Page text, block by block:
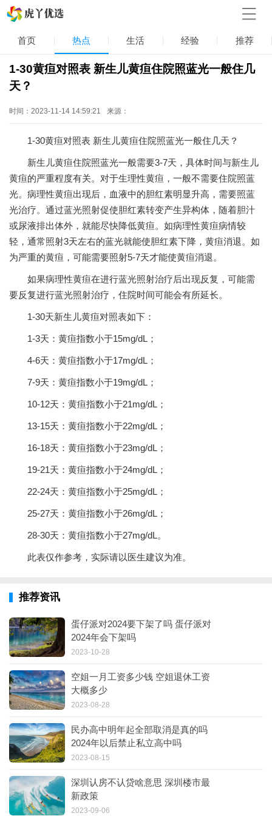
首页 热点 生活 经验 推荐
1-30黄疸对照表 新生儿黄疸住院照蓝光一般住几
天？
时间：2023-11-14 14:59:21 来源：
1-30黄疸对照表 新生儿黄疸住院照蓝光一般住几天？
新生儿黄疸住院照蓝光一般需要3-7天，具体时间与新生儿
黄疸的严重程度有关。对于生理性黄疸，一般不需要住院照蓝
光。病理性黄疸出现后，血液中的胆红素明显升高，需要照蓝
光治疗。通过蓝光照射促使胆红素转变产生异构体，随着胆汁
或尿液排出体外，就能尽快降低黄疸。如病理性黄疸病情较
轻，通常照射3天左右的蓝光就能使胆红素下降，黄疸消退。如
为严重的黄疸，可能需要照射5-7天才能使黄疸消退。
如果病理性黄疸在进行蓝光照射治疗后出现反复，可能需
要反复进行蓝光照射治疗，住院时间可能会有所延长。
1-30天新生儿黄疸对照表如下：
1-3天：黄疸指数小于15mg/dL；
4-6天：黄疸指数小于17mg/dL；
7-9天：黄疸指数小于19mg/dL；
10-12天：黄疸指数小于21mg/dL；
13-15天：黄疸指数小于22mg/dL；
16-18天：黄疸指数小于23mg/dL；
19-21天：黄疸指数小于24mg/dL；
22-24天：黄疸指数小于25mg/dL；
25-27天：黄疸指数小于26mg/dL；
28-30天：黄疸指数小于27mg/dL。
此表仅作参考，实际请以医生建议为准。
推荐资讯
蛋仔派对2024要下架了吗 蛋仔派对
2024年会下架吗
2023-10-28
空姐一月工资多少钱 空姐退休工资
大概多少
2023-08-28
民办高中明年起全部取消是真的吗
2024年以后禁止私立高中吗
2023-08-15
深圳认房不认贷啥意思 深圳楼市最
新政策
2023-09-06